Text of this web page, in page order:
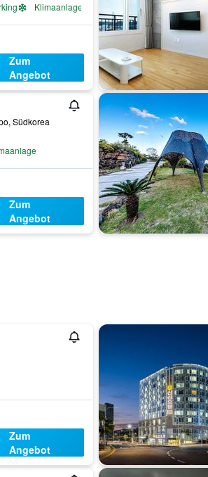
Klimaanlage
Zum
Angebot
Südkorea
Zum
Angebot
Zum
Angebot